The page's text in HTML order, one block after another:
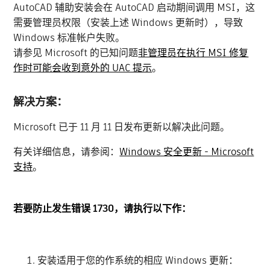
AutoCAD 辅助安装会在 AutoCAD 启动期间调用 MSI，这
需要管理员权限（安装上述 Windows 更新时），导致
Windows 标准帐户失败。
请参见 Microsoft 的已知问题非管理员在执行 MSI 修复
作时可能会收到意外的 UAC 提示。
解决方案：
Microsoft 已于 11 月 11 日发布更新以解决此问题。
有关详细信息，请参阅：Windows 安全更新 - Microsoft
支持。
若要防止发生错误 1730，请执行以下作：
安装适用于您的作系统的相应 Windows 更新：